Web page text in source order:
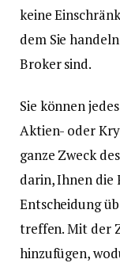
keine
dem Sie
Broker sind.
Sie können
Aktien- oder
ganze Zweck
darin, Ihnen die
Entscheidung
treffen. Mit der
hinzufügen,